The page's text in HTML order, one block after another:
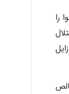
که هوا را